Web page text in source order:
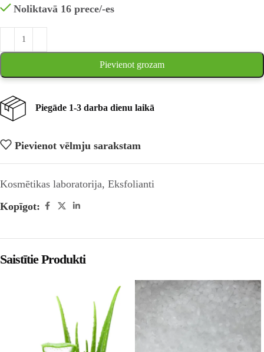
Noliktavā 16 prece/-es
Pievienot grozam
Piegāde 1-3 darba dienu laikā
Pievienot vēlmju sarakstam
Kosmētikas laboratorija, Eksfolianti
Kopīgot:
Saistītie Produkti